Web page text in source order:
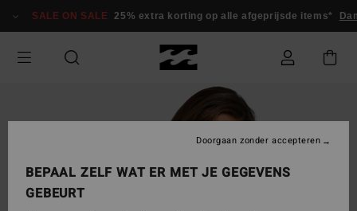
naar
SALE ON SALE 25% extra korting op alle afgeprijsde items*
BEPAAL ZELF WAT ER MET JE GEGEVENS
GEBEURT
Doorgaan zonder accepteren